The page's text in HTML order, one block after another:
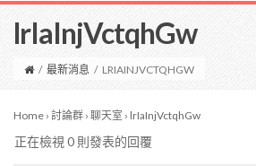
lrIaInjVctqhGw
/ 最新消息 / LRIAINJVCTQHGW
Home › 討論群 › 聊天室 › lrIaInjVctqhGw
正在檢視 0 則發表的回覆